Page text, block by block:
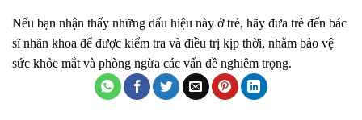
Nếu bạn nhận thấy những dấu hiệu này ở trẻ, hãy đưa trẻ đến bác
sĩ nhãn khoa để được kiểm tra và điều trị kịp thời, nhằm bảo vệ
sức khỏe mắt và phòng ngừa các vấn đề nghiêm trọng.